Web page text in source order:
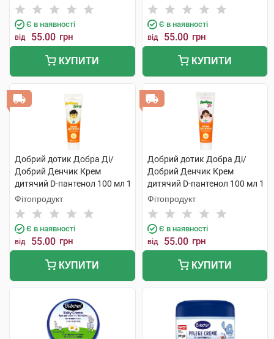
Є в наявності
від 55.00 грн
КУПИТИ
Є в наявності
від 55.00 грн
КУПИТИ
Добрий дотик Добра Ді/
Добрий Денчик Крем
дитячий D-пантенол 100 мл 1
туба
Фітопродукт
Є в наявності
від 55.00 грн
КУПИТИ
Добрий дотик Добра Ді/
Добрий Денчик Крем
дитячий D-пантенол 100 мл 1
туба
Фітопродукт
Є в наявності
від 55.00 грн
КУПИТИ